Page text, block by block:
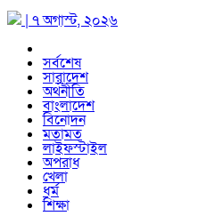
| ৭ অগাস্ট, ২০২৬
সর্বশেষ
সারাদেশ
অর্থনীতি
বাংলাদেশ
বিনোদন
মতামত
লাইফস্টাইল
অপরাধ
খেলা
ধর্ম
শিক্ষা